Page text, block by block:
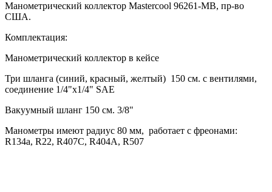
Манометрический коллектор Mastercool 96261-MB, пр-во
США.
Комплектация:
Манометрический коллектор в кейсе
Три шланга (синий, красный, желтый) 150 см. с вентилями,
соединение 1/4"х1/4" SAE
Вакуумный шланг 150 см. 3/8"
Манометры имеют радиус 80 мм, работает с фреонами:
R134a, R22, R407C, R404A, R507